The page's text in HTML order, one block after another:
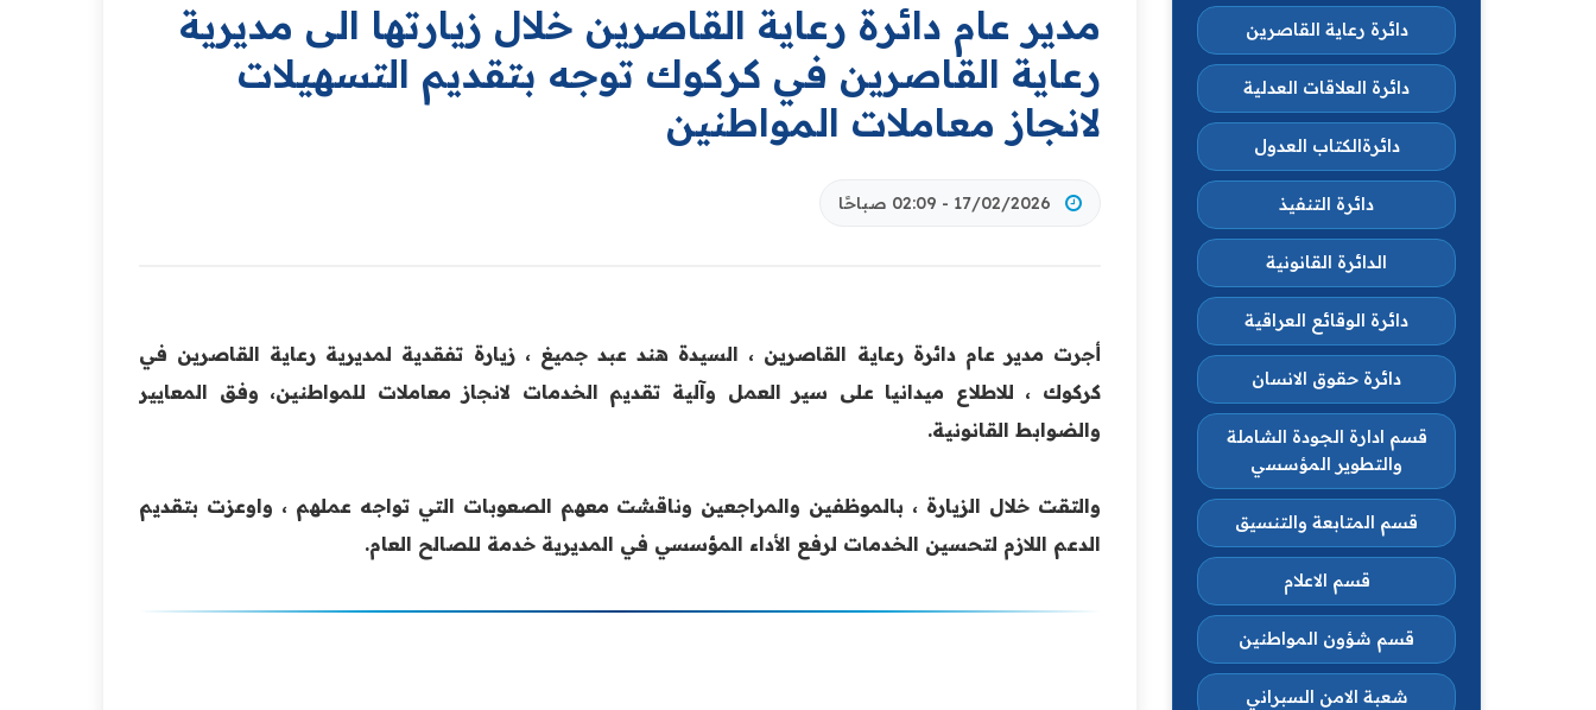
مدير عام دائرة رعاية القاصرين خلال زيارتها الى مديرية
رعاية القاصرين في كركوك توجه بتقديم التسهيلات
لانجاز معاملات المواطنين
17/02/2026 - 02:09 صباحًا
‏أجرت مدير عام دائرة رعاية القاصرين ، السيدة هند عبد جميغ ، زيارة تفقدية لمديرية رعاية القاصرين في
كركوك ، للاطلاع ميدانيا على سير العمل وآلية تقديم الخدمات لانجاز معاملات للمواطنين، وفق المعايير
والضوابط القانونية.
‏والتقت خلال الزيارة ، بالموظفين والمراجعين وناقشت معهم الصعوبات التي تواجه عملهم ، واوعزت بتقديم
الدعم اللازم لتحسين الخدمات لرفع الأداء المؤسسي في المديرية خدمة للصالح العام.
دائرة رعاية القاصرين
دائرة العلاقات العدلية
دائرةالكتاب العدول
دائرة التنفيذ
الدائرة القانونية
دائرة الوقائع العراقية
دائرة حقوق الانسان
قسم ادارة الجودة الشاملة
والتطوير المؤسسي
قسم المتابعة والتنسيق
قسم الاعلام
قسم شؤون المواطنين
شعبة الامن السبراني